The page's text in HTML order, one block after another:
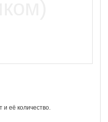
и её количество.